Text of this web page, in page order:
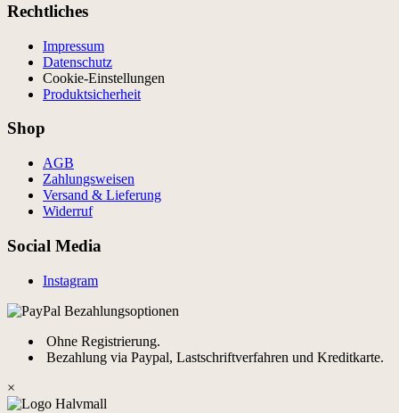
Rechtliches
Impressum
Datenschutz
Cookie-Einstellungen
Produktsicherheit
Shop
AGB
Zahlungsweisen
Versand & Lieferung
Widerruf
Social Media
Instagram
Ohne Registrierung.
Bezahlung via Paypal, Lastschriftverfahren und Kreditkarte.
×